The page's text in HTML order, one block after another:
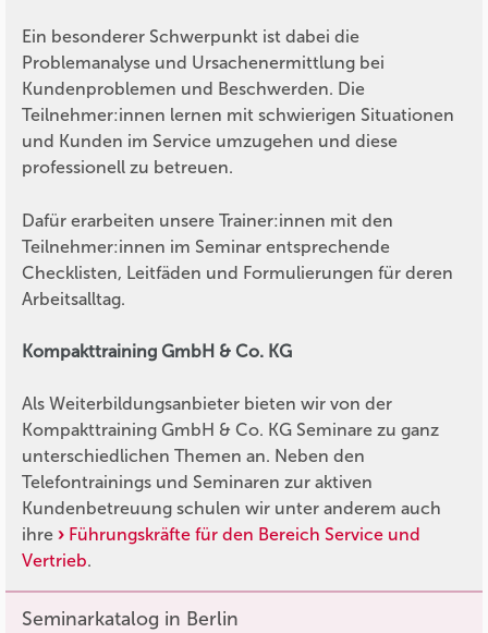
Ein besonderer Schwerpunkt ist dabei die
Problemanalyse und Ursachenermittlung bei
Kundenproblemen und Beschwerden. Die
Teilnehmer:innen lernen mit schwierigen Situationen
und Kunden im Service umzugehen und diese
professionell zu betreuen.
Dafür erarbeiten unsere Trainer:innen mit den
Teilnehmer:innen im Seminar entsprechende
Checklisten, Leitfäden und Formulierungen für deren
Arbeitsalltag.
Kompakttraining GmbH & Co. KG
Als Weiterbildungsanbieter bieten wir von der
Kompakttraining GmbH & Co. KG Seminare zu ganz
unterschiedlichen Themen an. Neben den
Telefontrainings und Seminaren zur aktiven
Kundenbetreuung schulen wir unter anderem auch
ihre
Führungskräfte für den Bereich Service und
Vertrieb.
Seminarkatalog in Berlin